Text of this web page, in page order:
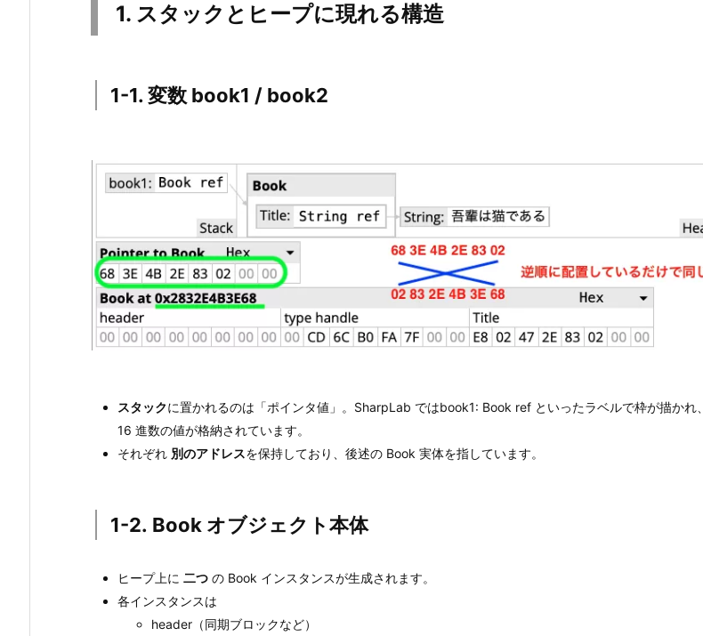
l
2.
リ
ー
ョ
ッ
ト
の
読
（抜
粋）
験：
a
1. スタックとヒープに現れる構造
1-1. 変数 book1 / book2
スタックに置かれるのは「ポインタ値」。SharpLab ではbook1: Book ref といったラベルで枠が描かれ、
16 進数の値が格納されています。
それぞれ 別のアドレスを保持しており、後述の Book 実体を指しています。
1-2. Book オブジェクト本体
ヒープ上に 二つ の Book インスタンスが生成されます。
各インスタンスは
header（同期ブロックなど）